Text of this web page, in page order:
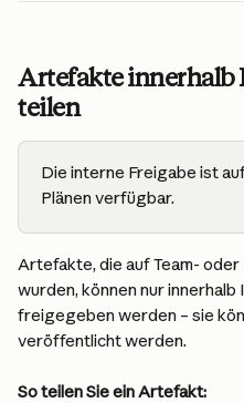
Artefakte innerhalb
teilen
Die interne Freigabe ist
Plänen verfügbar.
Artefakte, die auf Team-
wurden, können nur
freigegeben werden – sie
veröffentlicht werden.
So teilen Sie ein Artefakt: